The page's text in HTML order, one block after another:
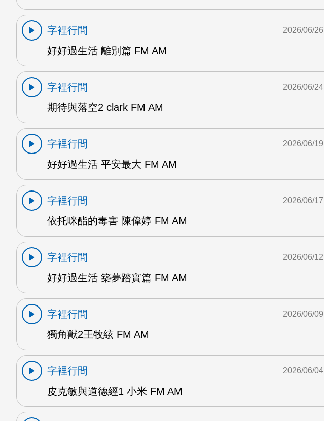
字裡行間
好好過生活 離別篇 FM AM
2026/06/26
字裡行間
期待與落空2 clark FM AM
2026/06/24
字裡行間
好好過生活 平安最大 FM AM
2026/06/19
字裡行間
依托咪酯的毒害 陳偉婷 FM AM
2026/06/17
字裡行間
好好過生活 築夢踏實篇 FM AM
2026/06/12
字裡行間
獨角獸2王牧絃 FM AM
2026/06/09
字裡行間
皮克敏與道德經1 小米 FM AM
2026/06/04